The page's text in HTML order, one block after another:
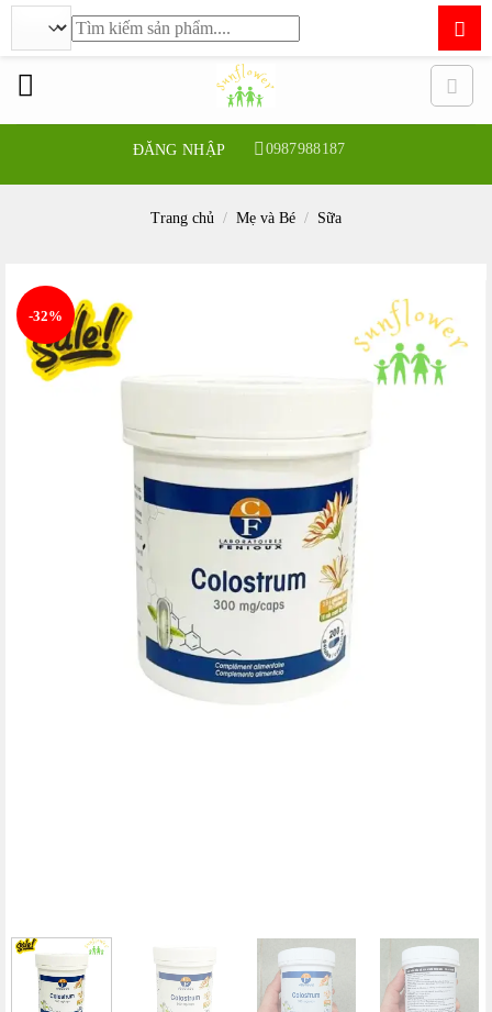
ĐĂNG NHẬP 0987988187
Tìm
kiếm:
Trang chủ / Mẹ và Bé / Sữa
-32%